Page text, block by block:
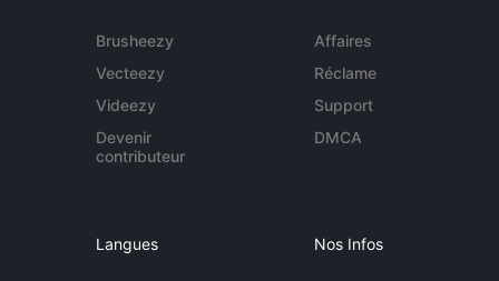
Brusheezy
Vecteezy
Videezy
Devenir
contributeur
Affaires
Réclame
Support
DMCA
Langues Nos Infos